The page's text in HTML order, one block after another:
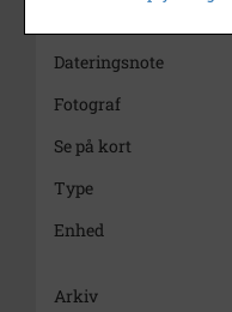
Dateringsnote
Fotograf
Se på kort
Type
Enhed
Arkiv